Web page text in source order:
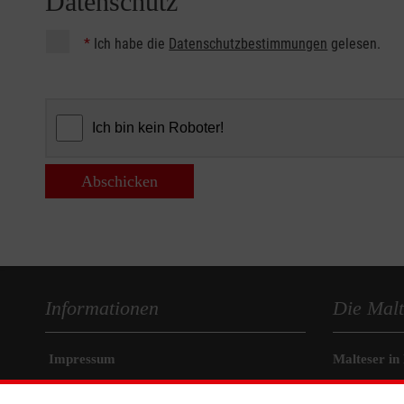
* Ich habe die Datenschutzbestimmungen gelesen.
Abschicken
Informationen
Impressum
Datenschutz
Die
Malteser in